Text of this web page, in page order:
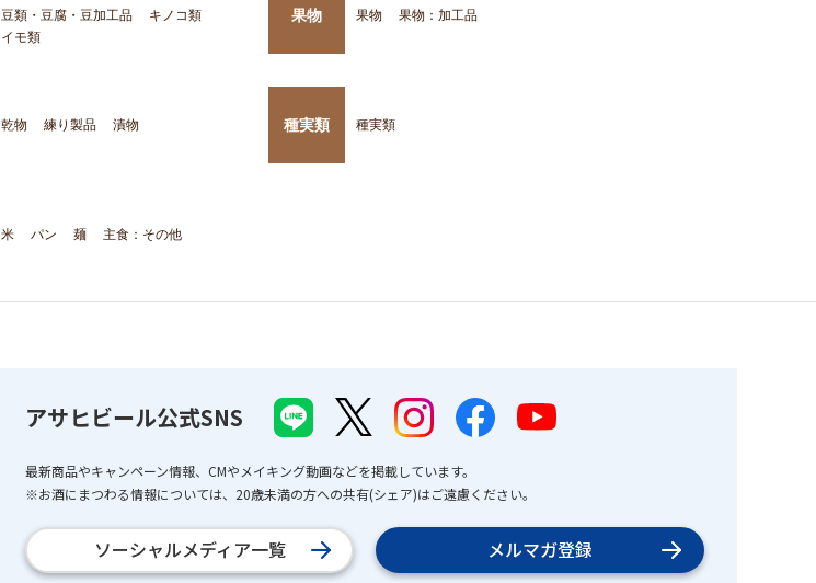
豆類・豆腐・豆加工品
キノコ類
イモ類
果物 果物 果物：加工品
乾物 練り製品 漬物 種実類 種実類
米 パン 麺 主食：その他
アサヒビール公式SNS
最新商品やキャンペーン情報、CMやメイキング動画などを掲載しています。
※お酒にまつわる情報については、20歳未満の方への共有(シェア)はご遠慮ください。
ソーシャルメディア一覧 メルマガ登録